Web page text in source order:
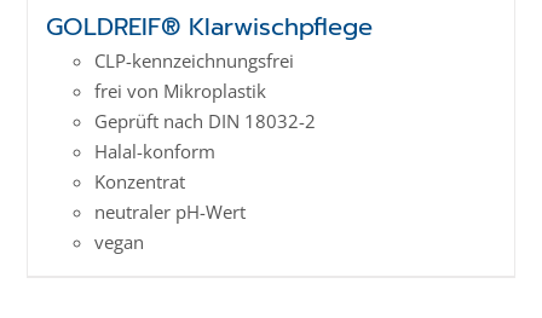
GOLDREIF® Klarwischpflege
CLP-kenn­zeich­­nungs­frei
frei von Mikroplastik
Geprüft nach DIN 18032-2
Halal-konform
Konzentrat
neutraler pH-Wert
vegan